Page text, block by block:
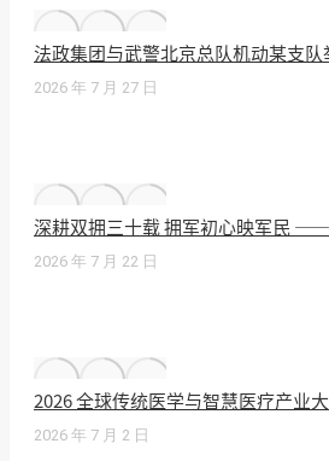
法政集团与武警北京总队机动某支
2026 年 7 月 27 日
深耕双拥三十载 拥军初心映军民
2026 年 7 月 22 日
2026 全球传统医学与智慧医疗产业
2026 年 7 月 2 日